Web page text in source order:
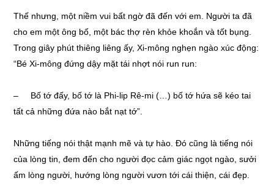
Thế nhưng, một niềm vui bất ngờ đã đến với em. Người ta đã
cho em một ông bố, một bác thợ rèn khỏe khoắn và tốt bụng.
Trong giây phút thiêng liêng ấy, Xi-mông nghẹn ngào xúc động:
“Bé Xi-mông đứng dậy mặt tái nhợt nói run run:
– Bố tớ đấy, bố tớ là Phi-lip Rê-mi (…) bố tớ hứa sẽ kéo tai
tất cả những đứa nào bắt nạt tớ”.
Những tiếng nói thật mạnh mẽ và tự hào. Đó cũng là tiếng nói
của lòng tin, đem đến cho người đọc cảm giác ngọt ngào, sưởi
ấm lòng người, hướng lòng người vươn tới cái thiện, cái đẹp.